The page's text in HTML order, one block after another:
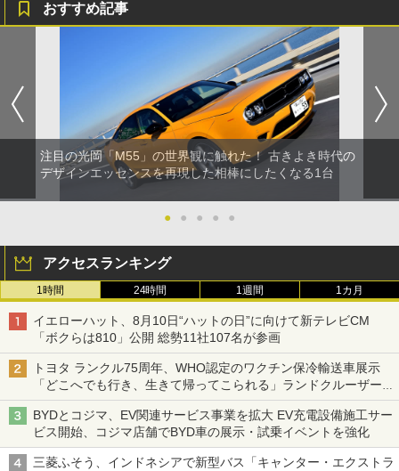
おすすめ記事
注目の光岡「M55」の世界観に触れた！ 古きよき時代の
デザインエッセンスを再現した相棒にしたくなる1台
● ● ● ● ●
アクセスランキング
1時間 24時間 1週間 1カ月
イエローハット、8月10日“ハットの日”に向けて新テレビCM
「ボクらは810」公開 総勢11社107名が参画
トヨタ ランクル75周年、WHO認定のワクチン保冷輸送車展示
「どこへでも行き、生きて帰ってこられる」ランドクルーザーで
命をつなぐ
BYDとコジマ、EV関連サービス事業を拡大 EV充電設備施工サー
ビス開始、コジマ店舗でBYD車の展示・試乗イベントを強化
三菱ふそう、インドネシアで新型バス「キャンター・エクストラ